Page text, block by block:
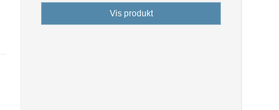
Vis produkt